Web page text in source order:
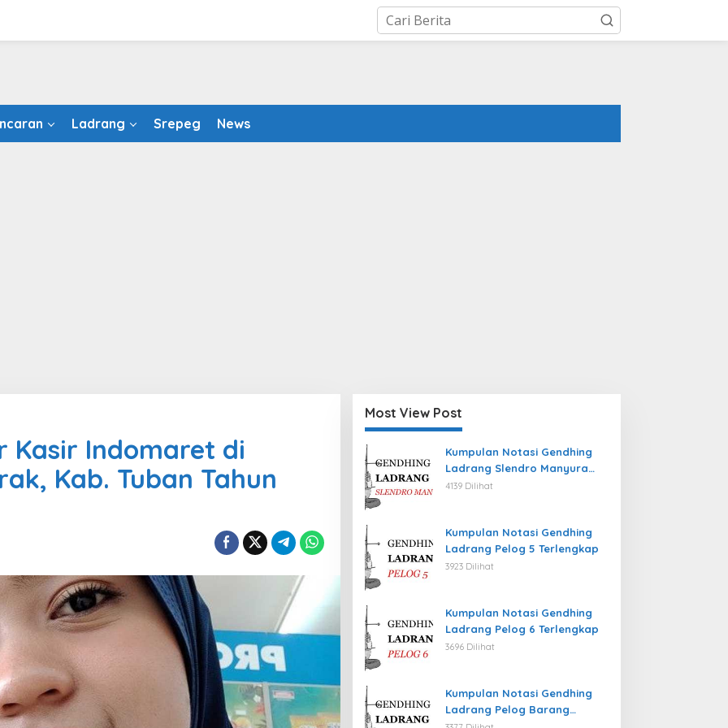
Ladrang Srepeg News
Kasir Indomaret di
Kab. Tuban Tahun
Most View Post
Kumpulan Notasi Gendhing
Ladrang Slendro Manyura
Terlengkap
4139 Dilihat
Kumpulan Notasi Gendhing
Ladrang Pelog 5 Terlengkap
3923 Dilihat
Kumpulan Notasi Gendhing
Ladrang Pelog 6 Terlengkap
3696 Dilihat
Kumpulan Notasi Gendhing
Ladrang Pelog Barang